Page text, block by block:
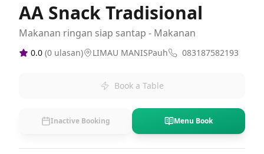
AA Snack Tradisional
Makanan ringan siap santap - Makanan
0.0 (0 ulasan) LIMAU MANISPauh 083187582193
Book a Table
Inactive Booking Menu Book